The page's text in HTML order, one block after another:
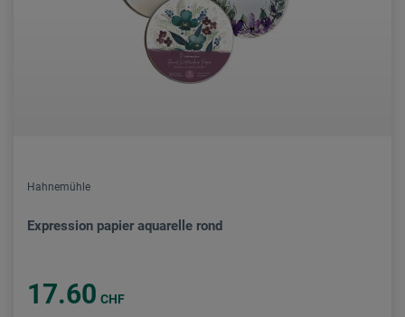
Hahnemühle
Expression papier aquarelle rond
17.60 CHF